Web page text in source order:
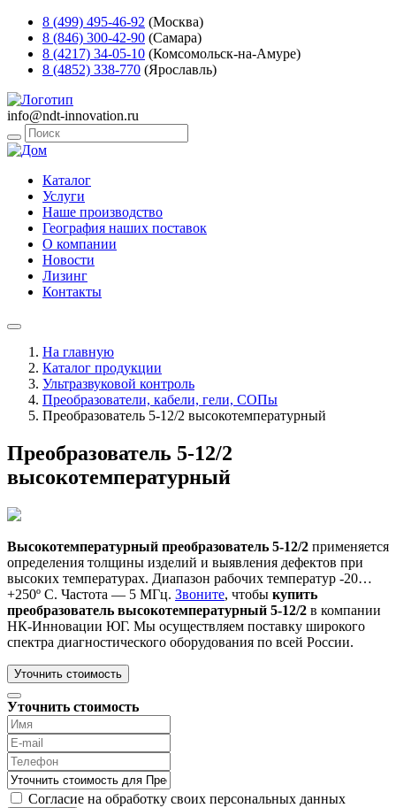
8 (499) 495-46-92 (Москва)
8 (846) 300-42-90 (Самара)
8 (4217) 34-05-10 (Комсомольск-на-Амуре)
8 (4852) 338-770 (Ярославль)
info@ndt-innovation.ru
Каталог
Услуги
Наше производство
География наших поставок
О компании
Новости
Лизинг
Контакты
На главную
Каталог продукции
Ультразвуковой контроль
Преобразователи, кабели, гели, СОПы
Преобразователь 5-12/2 высокотемпературный
Преобразователь 5-12/2
высокотемпературный
Высокотемпературный преобразователь 5-12/2 применяется
определения толщины изделий и выявления дефектов при
высоких температурах. Диапазон рабочих температур -20…
+250º С. Частота — 5 МГц. Звоните, чтобы купить
преобразователь высокотемпературный 5-12/2 в компании
НК-Инновации ЮГ. Мы осуществляем поставку широкого
спектра диагностического оборудования по всей России.
Уточнить стоимость
Уточнить стоимость
Согласие на обработку своих персональных данных